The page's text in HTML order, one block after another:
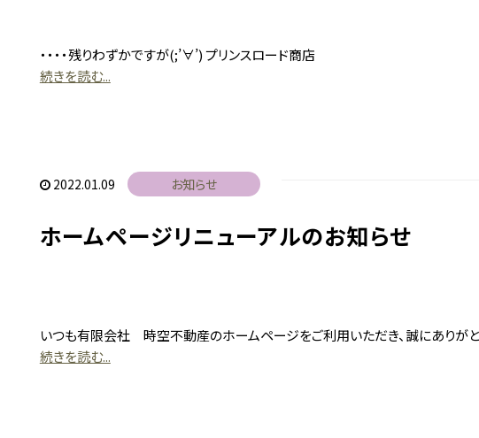
・・・・残りわずかですが(;’∀’) プリンスロード商店
続きを読む...
2022.01.09 お知らせ
ホームページリニューアルのお知らせ
いつも有限会社 時空不動産のホームページをご利用いただき、誠にありが
続きを読む...